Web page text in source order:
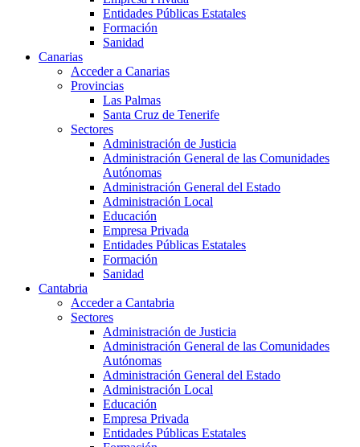
Entidades Públicas Estatales
Formación
Sanidad
Canarias
Acceder a Canarias
Provincias
Las Palmas
Santa Cruz de Tenerife
Sectores
Administración de Justicia
Administración General de las Comunidades
Autónomas
Administración General del Estado
Administración Local
Educación
Empresa Privada
Entidades Públicas Estatales
Formación
Sanidad
Cantabria
Acceder a Cantabria
Sectores
Administración de Justicia
Administración General de las Comunidades
Autónomas
Administración General del Estado
Administración Local
Educación
Empresa Privada
Entidades Públicas Estatales